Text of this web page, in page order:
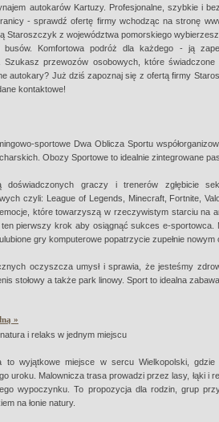
autokarów Kartuzy. Profesjonalne, szybkie i
- sprawdź ofertę firmy wchodząc na stronę
Staroszczyk z województwa pomorskiego
busów. Komfortowa podróż dla każdego - ją
Szukasz przewozów osobowych, które
autokary? Już dziś zapoznaj się z ofertą firmy
kontaktowe!
sportowe Dwa Oblicza Sportu
Obozy Sportowe to idealnie zintegrowane
doświadczonych graczy i trenerów zgłębicie
czyli: League of Legends, Minecraft, Fortnite,
które towarzyszą w rzeczywistym starciu na
ten pierwszy krok aby osiągnąć sukces e-
gry komputerowe popatrzycie zupełnie nowym
oczyszcza umysł i sprawia, że jesteśmy
stołowy a także park linowy. Sport to idealna
»
i relaks w jednym miejscu
to wyjątkowe miejsce w sercu Wielkopolski, gdzie
uroku. Malownicza trasa prowadzi przez lasy, łąki i
wypoczynku. To propozycja dla rodzin, grup
na łonie natury.